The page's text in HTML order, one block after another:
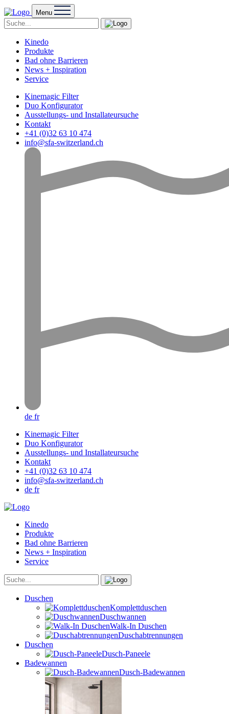
Menu
Kinedo
Produkte
Bad ohne Barrieren
News + Inspiration
Service
Kinemagic Filter
Duo Konfigurator
Ausstellungs- und Installateursuche
Kontakt
+41 (0)32 63 10 474
info@sfa-switzerland.ch
de fr
Kinemagic Filter
Duo Konfigurator
Ausstellungs- und Installateursuche
Kontakt
+41 (0)32 63 10 474
info@sfa-switzerland.ch
de fr
Kinedo
Produkte
Bad ohne Barrieren
News + Inspiration
Service
Duschen
Komplettduschen
Duschwannen
Walk-In Duschen
Duschabtrennungen
Duschen
Dusch-Paneele
Badewannen
Dusch-Badewannen